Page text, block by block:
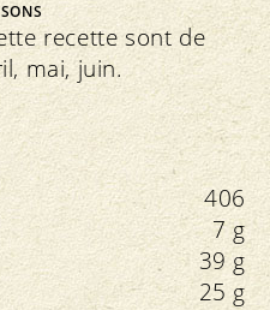
recette sont de
mai, juin.
406
7 g
39 g
25 g